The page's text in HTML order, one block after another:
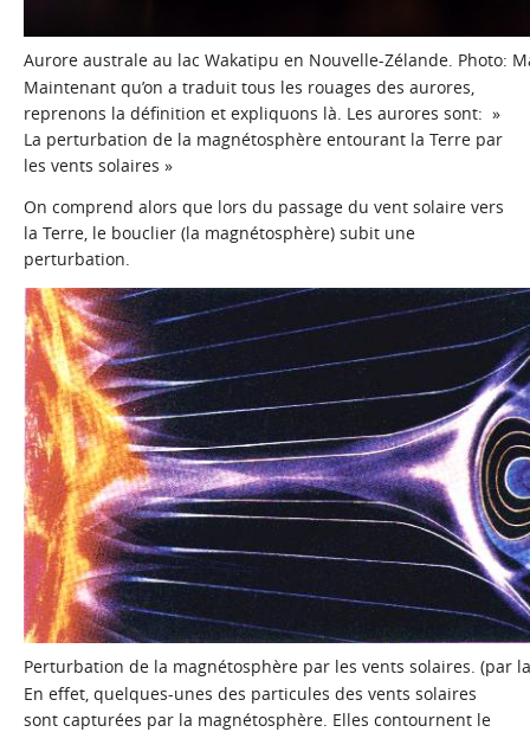
Aurore australe au lac Wakatipu en Nouvelle-Zélande. Photo:
Maintenant qu’on a traduit tous les rouages des aurores,
reprenons la définition et expliquons là. Les aurores sont: »
La perturbation de la magnétosphère entourant la Terre par
les vents solaires »
On comprend alors que lors du passage du vent solaire vers
la Terre, le bouclier (la magnétosphère) subit une
perturbation.
Perturbation de la magnétosphère par les vents solaires. (par
En effet, quelques-unes des particules des vents solaires
sont capturées par la magnétosphère. Elles contournent le